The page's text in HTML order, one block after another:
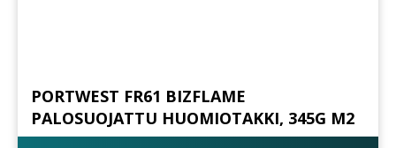
PORTWEST FR61 BIZFLAME
PALOSUOJATTU HUOMIOTAKKI, 345G M2